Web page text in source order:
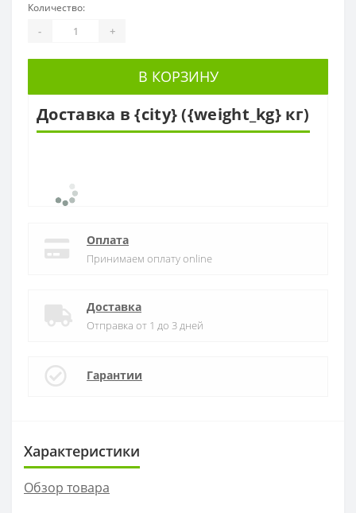
Количество:
- +
В КОРЗИНУ
Доставка в {city} ({weight_kg} кг)
Оплата
Принимаем оплату online
Доставка
Отправка от 1 до 3 дней
Гарантии
Характеристики
Обзор товара